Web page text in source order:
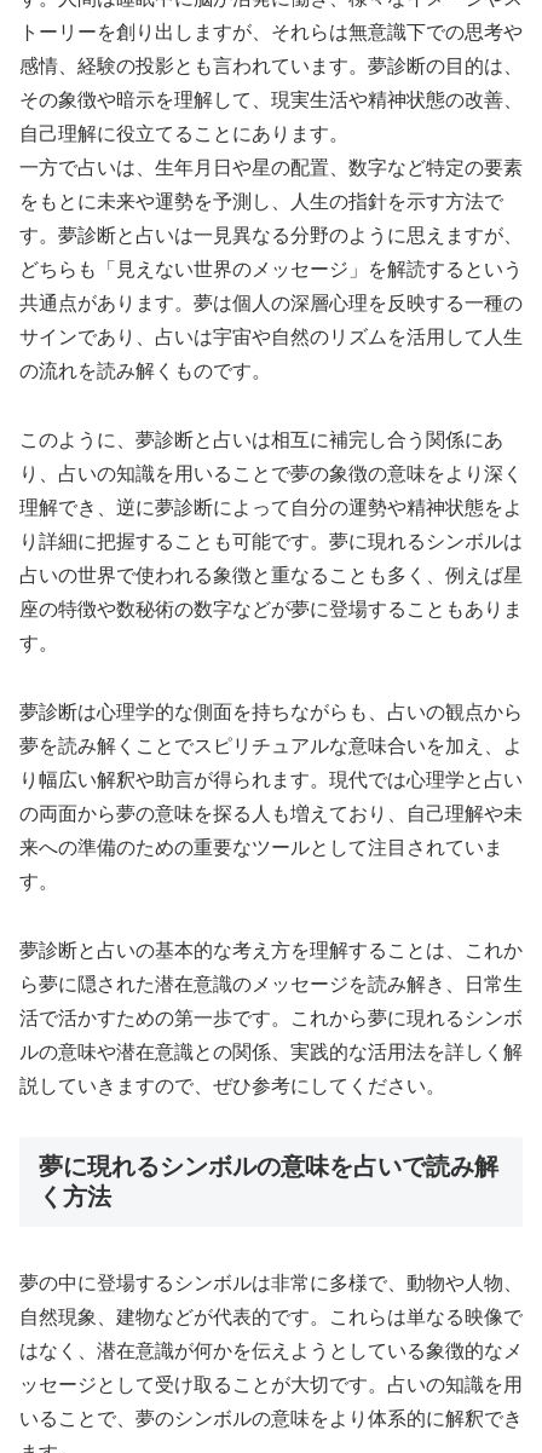
トーリーを創り出しますが、それらは無意識下での思考や
感情、経験の投影とも言われています。夢診断の目的は、
その象徴や暗示を理解して、現実生活や精神状態の改善、
自己理解に役立てることにあります。
一方で占いは、生年月日や星の配置、数字など特定の要素
をもとに未来や運勢を予測し、人生の指針を示す方法で
す。夢診断と占いは一見異なる分野のように思えますが、
どちらも「見えない世界のメッセージ」を解読するという
共通点があります。夢は個人の深層心理を反映する一種の
サインであり、占いは宇宙や自然のリズムを活用して人生
の流れを読み解くものです。
このように、夢診断と占いは相互に補完し合う関係にあ
り、占いの知識を用いることで夢の象徴の意味をより深く
理解でき、逆に夢診断によって自分の運勢や精神状態をよ
り詳細に把握することも可能です。夢に現れるシンボルは
占いの世界で使われる象徴と重なることも多く、例えば星
座の特徴や数秘術の数字などが夢に登場することもありま
す。
夢診断は心理学的な側面を持ちながらも、占いの観点から
夢を読み解くことでスピリチュアルな意味合いを加え、よ
り幅広い解釈や助言が得られます。現代では心理学と占い
の両面から夢の意味を探る人も増えており、自己理解や未
来への準備のための重要なツールとして注目されていま
す。
夢診断と占いの基本的な考え方を理解することは、これか
ら夢に隠された潜在意識のメッセージを読み解き、日常生
活で活かすための第一歩です。これから夢に現れるシンボ
ルの意味や潜在意識との関係、実践的な活用法を詳しく解
説していきますので、ぜひ参考にしてください。
夢に現れるシンボルの意味を占いで読み解
く方法
夢の中に登場するシンボルは非常に多様で、動物や人物、
自然現象、建物などが代表的です。これらは単なる映像で
はなく、潜在意識が何かを伝えようとしている象徴的なメ
ッセージとして受け取ることが大切です。占いの知識を用
いることで、夢のシンボルの意味をより体系的に解釈でき